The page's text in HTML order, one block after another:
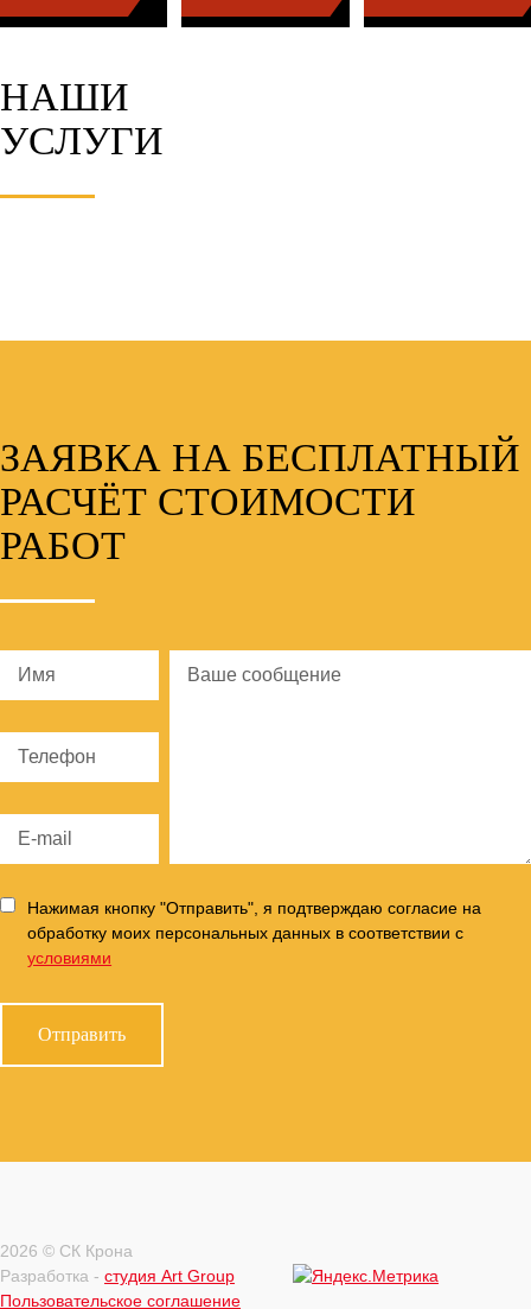
НАШИ
УСЛУГИ
ЗАЯВКА НА БЕСПЛАТНЫЙ
РАСЧЁТ СТОИМОСТИ
РАБОТ
Нажимая кнопку "Отправить", я подтверждаю согласие на
обработку моих персональных данных в соответствии с
условиями
2026 © СК Крона
Разработка - студия Art Group
Пользовательское соглашение